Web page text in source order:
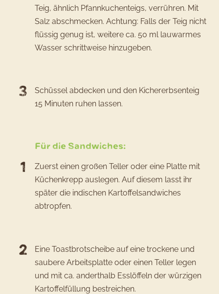
Teig, ähnlich Pfannkuchenteigs, verrühren. Mit
Salz abschmecken. Achtung: Falls der Teig nicht
flüssig genug ist, weitere ca. 50 ml lauwarmes
Wasser schrittweise hinzugeben.
Schüssel abdecken und den Kichererbsenteig
15 Minuten ruhen lassen.
Für die Sandwiches:
Zuerst einen großen Teller oder eine Platte mit
Küchenkrepp auslegen. Auf diesem lasst ihr
später die indischen Kartoffelsandwiches
abtropfen.
Eine Toastbrotscheibe auf eine trockene und
saubere Arbeitsplatte oder einen Teller legen
und mit ca. anderthalb Esslöffeln der würzigen
Kartoffelfüllung bestreichen.